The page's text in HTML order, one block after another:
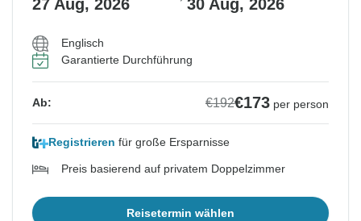
27 Aug, 2026 30 Aug, 2026
Englisch
Garantierte Durchführung
Ab: €192€173 per person
Registrieren für große Ersparnisse
Preis basierend auf privatem Doppelzimmer
Reisetermin wählen